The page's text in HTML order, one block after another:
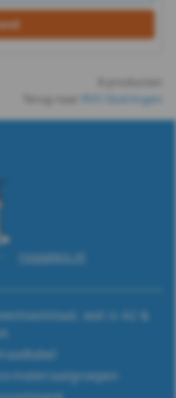
RVS Sluitringen
rvspaleis.nl
wat is A2 &
Draadtabel
Iso-materiaalgroepen